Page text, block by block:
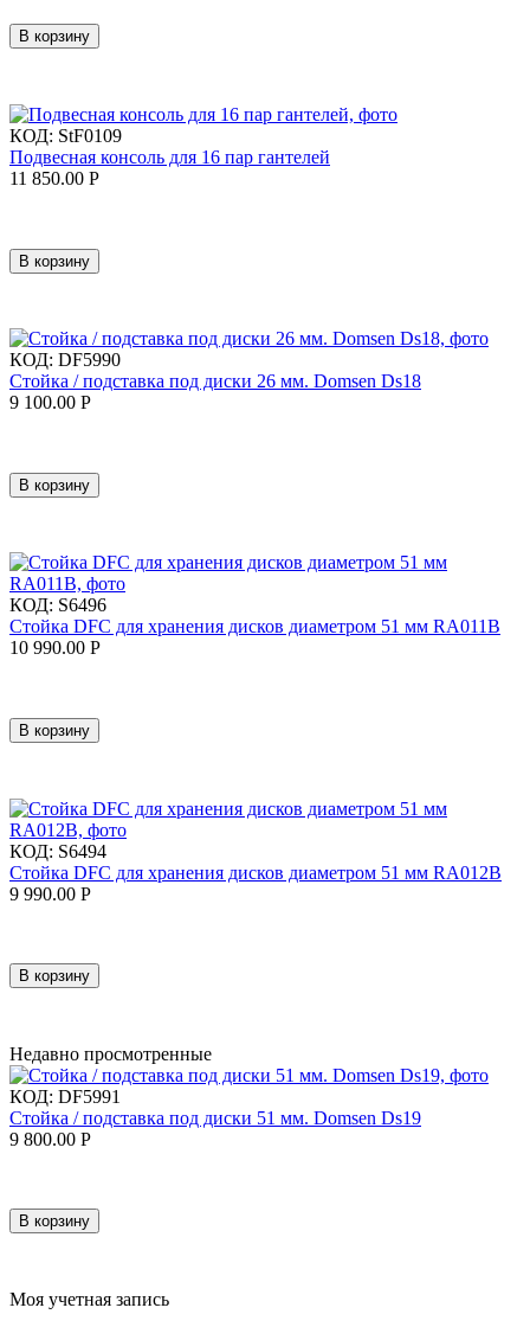
В корзину
КОД: StF0109
Подвесная консоль для 16 пар гантелей
11 850.00 Р
В корзину
КОД: DF5990
Стойка / подставка под диски 26 мм. Domsen Ds18
9 100.00 Р
В корзину
КОД: S6496
Стойка DFC для хранения дисков диаметром 51 мм RA011B
10 990.00 Р
В корзину
КОД: S6494
Стойка DFC для хранения дисков диаметром 51 мм RA012B
9 990.00 Р
В корзину
Недавно просмотренные
КОД: DF5991
Стойка / подставка под диски 51 мм. Domsen Ds19
9 800.00 Р
В корзину
Моя учетная запись